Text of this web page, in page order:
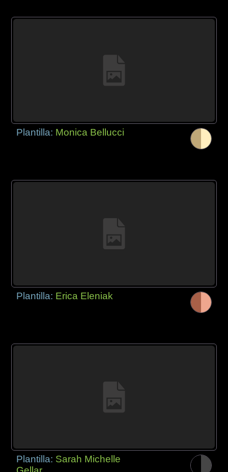
Plantilla: Monica Bellucci
Plantilla: Erica Eleniak
Plantilla: Sarah Michelle